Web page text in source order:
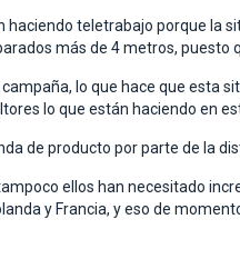
haciendo teletrabajo porque la
más de 4 metros, puesto
lo que hace que esta
lo que están haciendo en
de producto por parte de la
ellos han necesitado
y Francia, y eso de